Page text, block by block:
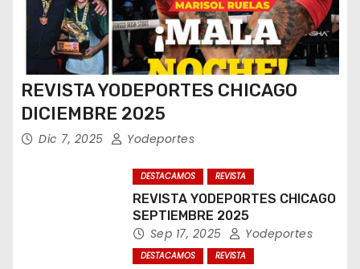
REVISTA YODEPORTES CHICAGO
DICIEMBRE 2025
Dic 7, 2025 Yodeportes
DESTACAMOS REVISTA
REVISTA YODEPORTES CHICAGO
SEPTIEMBRE 2025
Sep 17, 2025 Yodeportes
DESTACAMOS REVISTA